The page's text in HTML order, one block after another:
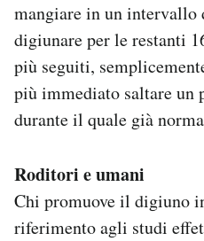
mangiare in un intervallo
digiunare per le restanti
più seguiti,
più immediato saltare un
durante il quale già
Roditori e umani
Chi promuove il digiuno
riferimento agli studi